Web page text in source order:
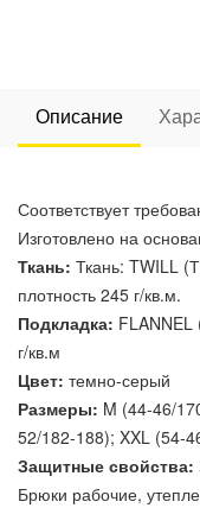
Описание
Соответствует
Изготовлено на
Ткань: Ткань: TWILL
плотность 245 г/кв.м.
Подкладка: FLANNEL
г/кв.м
Цвет: темно-серый
Размеры: M (44-46/
52/182-188); XXL (54-
Защитные свойства:
Брюки рабочие,